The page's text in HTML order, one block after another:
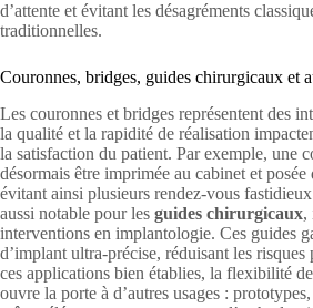
d’attente et évitant les désagréments
traditionnelles.
Couronnes, bridges, guides chirurgicaux et
Les couronnes et bridges représentent des
la qualité et la rapidité de réalisation
la satisfaction du patient. Par exemple, une
désormais être imprimée au cabinet et posée
évitant ainsi plusieurs rendez-vous
aussi notable pour les guides chirurgicaux,
interventions en implantologie. Ces guides
d’implant ultra-précise, réduisant les
ces applications bien établies, la flexibilité
ouvre la porte à d’autres usages :